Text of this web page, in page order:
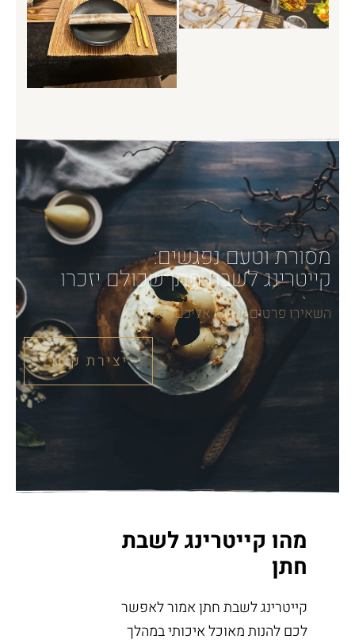
מסורת וטעם נפגשים:
קייטרינג לשבת חתן שכולם יזכרו
השאירו פרטים ונחזור אליכם בהקדם
יצירת קשר
מהו קייטרינג לשבת
חתן
קייטרינג לשבת חתן אמור לאפשר
לכם להנות מאוכל איכותי במהלך